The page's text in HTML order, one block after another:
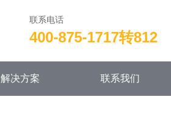
联系电话
400-875-1717转812
解决方案 联系我们